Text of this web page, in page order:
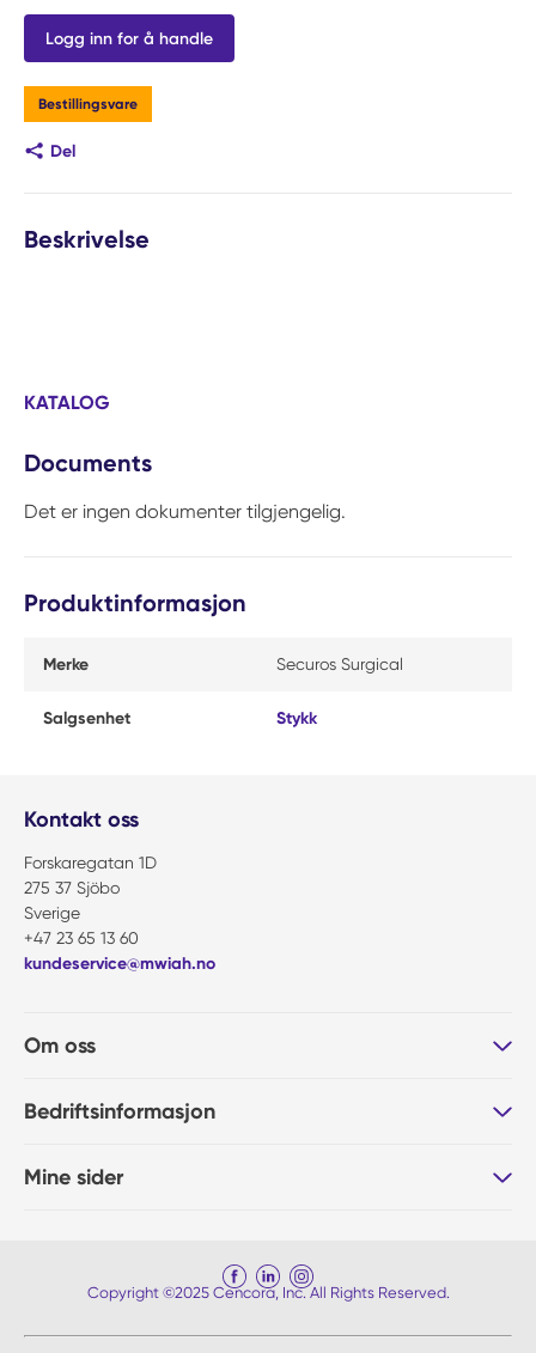
Logg inn for å handle
Bestillingsvare
Del
Beskrivelse
KATALOG
Documents
Det er ingen dokumenter tilgjengelig.
Produktinformasjon
Merke Securos Surgical
Salgsenhet Stykk
Kontakt oss
Forskaregatan 1D
275 37 Sjöbo
Sverige
+47 23 65 13 60
kundeservice@mwiah.no
Om oss
Bedriftsinformasjon
Mine sider
Copyright ©2025 Cencora, Inc. All Rights Reserved.